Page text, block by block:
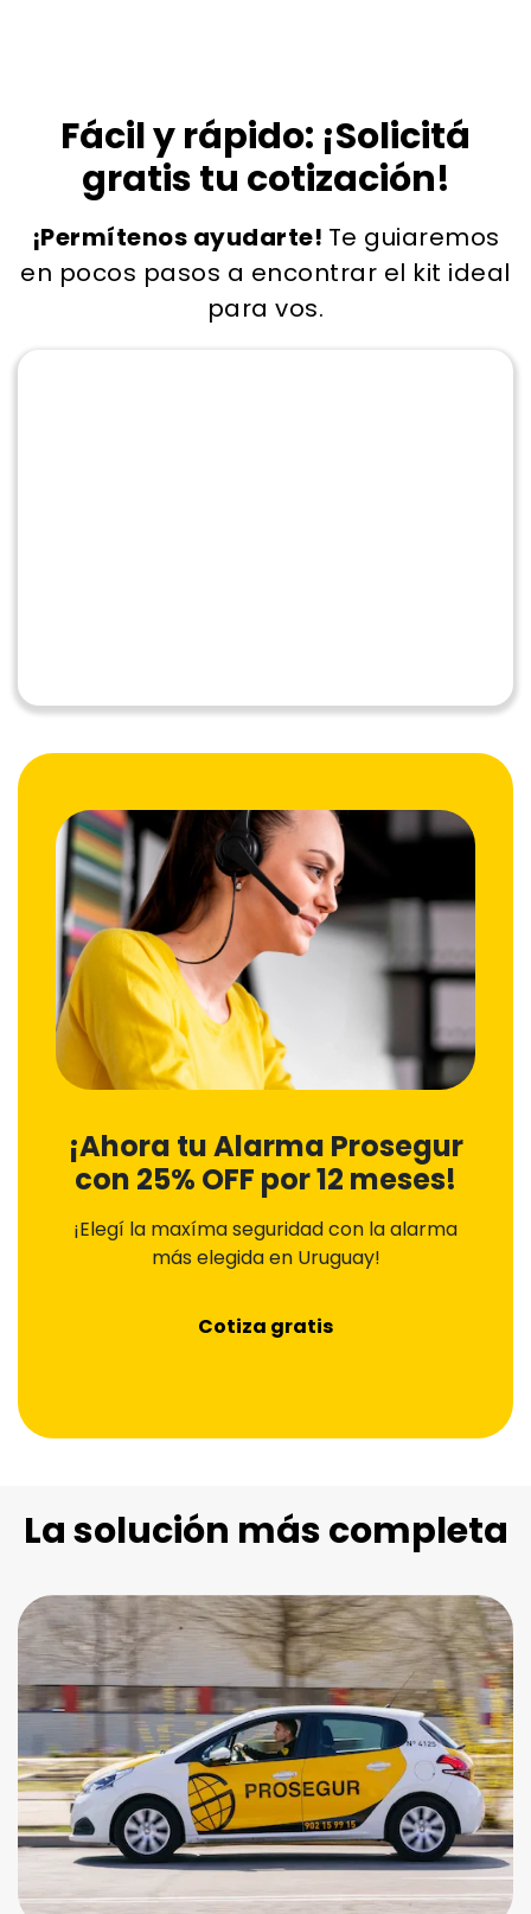
Fácil y rápido: ¡Solicitá
gratis tu cotización!
¡Permítenos ayudarte! Te guiaremos
en pocos pasos a encontrar el kit ideal
para vos.
¡Ahora tu Alarma Prosegur
con 25% OFF por 12 meses!
¡Elegí la maxíma seguridad con la alarma
más elegida en Uruguay!
Cotiza gratis
La solución más completa